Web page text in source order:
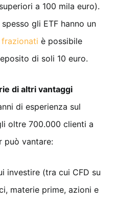
a 100 mila euro).
gli ETF hanno un
frazionati è possibile
di soli 10 euro.
di altri vantaggi
di esperienza sul
oltre 700.000 clienti a
può vantare:
investire (tra cui CFD su
materie prime, azioni e